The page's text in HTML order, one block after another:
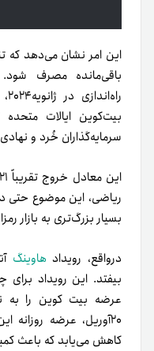
باقی‌مانده مصرف
سرمایه‌گذاران خُرد و
ریاضی، این موضوع حتی
بسیار بزرگ‌تری به بازار
درواقع، رویدادهاوینگ
بیفتد. این رویداد برای
عرضه بیت کوین را
کاهش می‌یابد که باعث